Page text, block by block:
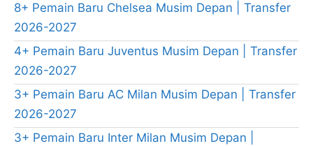
8+ Pemain Baru Chelsea Musim Depan | Transfer
2026-2027
4+ Pemain Baru Juventus Musim Depan | Transfer
2026-2027
3+ Pemain Baru AC Milan Musim Depan | Transfer
2026-2027
3+ Pemain Baru Inter Milan Musim Depan |